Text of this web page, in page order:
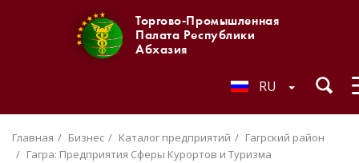
Торгово-Промышленная
Палата Республики
Абхазия
RU
Главная Бизнес Каталог предприятий
Гагрский район
Гагра: Предприятия Сферы Курортов и Туризма